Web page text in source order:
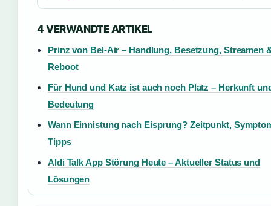
4 VERWANDTE ARTIKEL
Prinz von Bel-Air – Handlung, Besetzung, Streamen
Reboot
Für Hund und Katz ist auch noch Platz – Herkunft
Bedeutung
Wann Einnistung nach Eisprung? Zeitpunkt,
Tipps
Aldi Talk App Störung Heute – Aktueller Status und
Lösungen